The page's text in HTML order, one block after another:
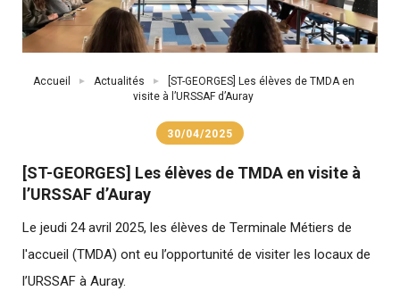
FilAccueil Actualités
[ST-GEORGES] Les élèves de TMDA en
visite à l’URSSAF d’Auray
30/04/2025
[ST-GEORGES] Les élèves de TMDA en visite à
l’URSSAF d’Auray
Le jeudi 24 avril 2025, les élèves de Terminale Métiers de
l'accueil (TMDA) ont eu l’opportunité de visiter les locaux de
l’URSSAF à Auray.